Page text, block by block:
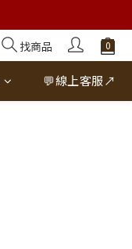
找商品
💬線上客服↗